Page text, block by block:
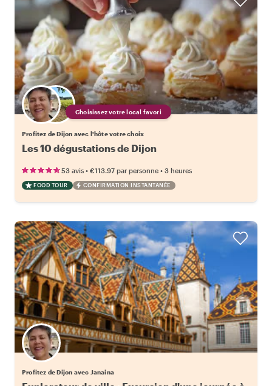
Choisissez votre local favori
Profitez de Dijon avec l'hôte votre choix
Les 10 dégustations de Dijon
53 avis • €113.97 par personne • 3 heures
FOOD TOUR CONFIRMATION INSTANTANÉE
Profitez de Dijon avec Janaina